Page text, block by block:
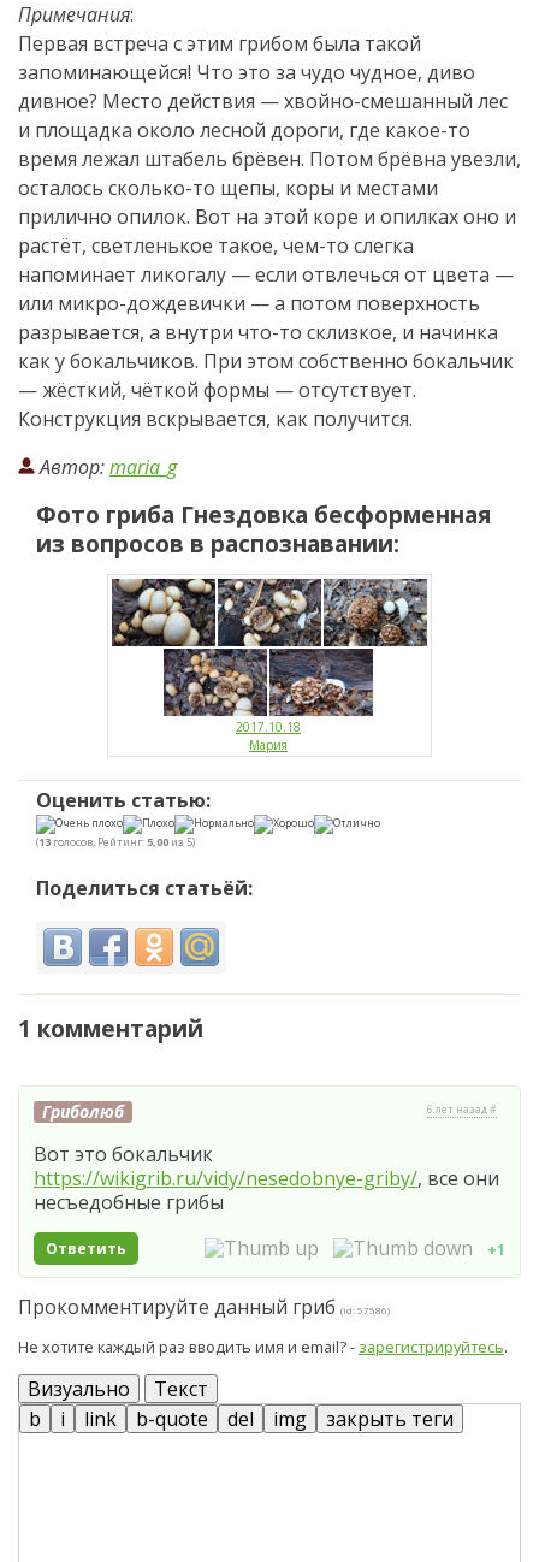
Примечания:
Первая встреча с этим грибом была такой
запоминающейся! Что это за чудо чудное, диво
дивное? Место действия — хвойно-смешанный лес
и площадка около лесной дороги, где какое-то
время лежал штабель брёвен. Потом брёвна увезли,
осталось сколько-то щепы, коры и местами
прилично опилок. Вот на этой коре и опилках оно и
растёт, светленькое такое, чем-то слегка
напоминает ликогалу — если отвлечься от цвета —
или микро-дождевички — а потом поверхность
разрывается, а внутри что-то склизкое, и начинка
как у бокальчиков. При этом собственно бокальчик
— жёсткий, чёткой формы — отсутствует.
Конструкция вскрывается, как получится.
Автор:maria_g
Фото гриба Гнездовка бесформенная
из вопросов в распознавании:
2017.10.18
Мария
Оценить статью:
(13 голосов, Рейтинг: 5,00 из 5)
Поделиться статьёй:
1 комментарий
Гриболюб 6 лет назад #
Вот это бокальчик
https://wikigrib.ru/vidy/nesedobnye-griby/, все они
несъедобные грибы
Ответить +1
Прокомментируйте данный гриб (id: 57586)
Не хотите каждый раз вводить имя и email? - зарегистрируйтесь.
Визуально Текст